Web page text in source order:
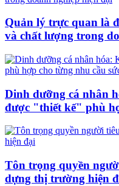
Quản lý trực quan là
và chất lượng trong
Dinh dưỡng cá nhân
được "thiết kế" phù
Tôn trọng quyền
dựng thị trường hiện